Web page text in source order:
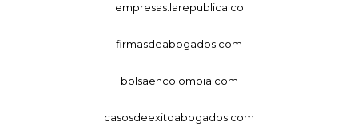
empresas.larepublica.co
firmasdeabogados.com
bolsaencolombia.com
casosdeexitoabogados.com